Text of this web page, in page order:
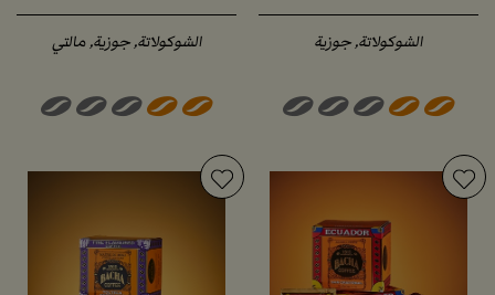
الشوكولاتة, جوزية الشوكولاتة, جوزية, مالتي